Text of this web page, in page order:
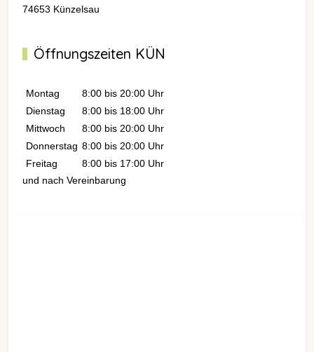
74653 Künzelsau
Öffnungszeiten KÜN
Montag
8:00 bis 20:00 Uhr
Dienstag
8:00 bis 18:00 Uhr
Mittwoch
8:00 bis 20:00 Uhr
Donnerstag 8:00 bis 20:00 Uhr
Freitag
8:00 bis 17:00 Uhr
und nach Vereinbarung